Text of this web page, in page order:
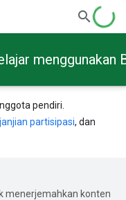
menggunakan
pendiri.
partisipasi, dan
menerjemahkan konten